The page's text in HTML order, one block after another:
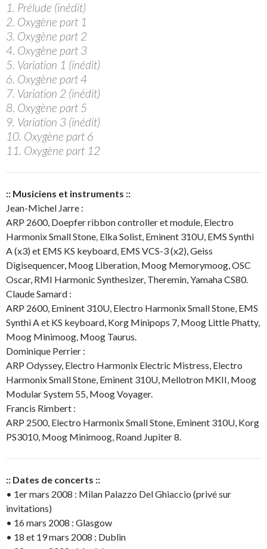
1. Prélude (inédit)
2. Oxygène part 1
3. Oxygène part 2
4. Oxygène part 3
5. Variation 1 (inédit)
6. Oxygène part 4
7. Variation 2 (inédit)
8. Oxygène part 5
9. Variation 3 (inédit)
10. Oxygène part 6
11. Oxygène part 12
:: Musiciens et instruments ::
Jean-Michel Jarre :
ARP 2600, Doepfer ribbon controller et module, Electro
Harmonix Small Stone, Elka Solist, Eminent 310U, EMS Synthi
A (x3) et EMS KS keyboard, EMS VCS-3 (x2), Geiss
Digisequencer, Moog Liberation, Moog Memorymoog, OSC
Oscar, RMI Harmonic Synthesizer, Theremin, Yamaha CS80.
Claude Samard :
ARP 2600, Eminent 310U, Electro Harmonix Small Stone, EMS
Synthi A et KS keyboard, Korg Minipops 7, Moog Little Phatty,
Moog Minimoog, Moog Taurus.
Dominique Perrier :
ARP Odyssey, Electro Harmonix Electric Mistress, Electro
Harmonix Small Stone, Eminent 310U, Mellotron MKII, Moog
Modular System 55, Moog Voyager.
Francis Rimbert :
ARP 2500, Electro Harmonix Small Stone, Eminent 310U, Korg
PS3010, Moog Minimoog, Roand Jupiter 8.
:: Dates de concerts ::
• 1er mars 2008 : Milan Palazzo Del Ghiaccio (privé sur
invitations)
• 16 mars 2008 : Glasgow
• 18 et 19 mars 2008 : Dublin